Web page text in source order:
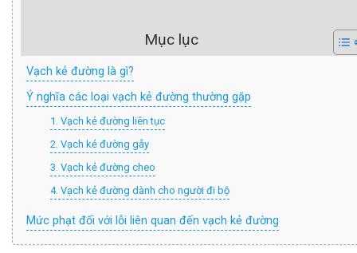
Mục lục
Vạch kẻ đường là gì?
Ý nghĩa các loại vạch kẻ đường thường gặp
1. Vạch kẻ đường liên tục
2. Vạch kẻ đường gẫy
3. Vạch kẻ đường cheo
4. Vạch kẻ đường dành cho người đi bộ
Mức phạt đối với lỗi liên quan đến vạch kẻ đường